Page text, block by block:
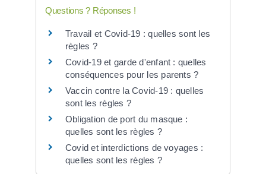
Questions ? Réponses !
Travail et Covid-19 : quelles sont les
règles ?
Covid-19 et garde d'enfant : quelles
conséquences pour les parents ?
Vaccin contre la Covid-19 : quelles
sont les règles ?
Obligation de port du masque :
quelles sont les règles ?
Covid et interdictions de voyages :
quelles sont les règles ?